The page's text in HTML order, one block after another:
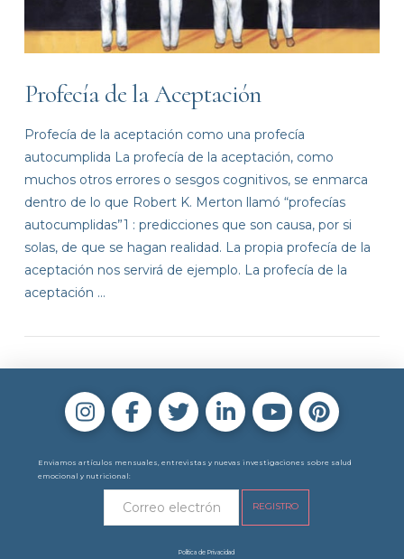
VIEW POST
Profecía de la Aceptación
Profecía de la aceptación como una profecía
autocumplida La profecía de la aceptación, como
muchos otros errores o sesgos cognitivos, se enmarca
dentro de lo que Robert K. Merton llamó “profecías
autocumplidas”1 : predicciones que son causa, por si
solas, de que se hagan realidad. La propia profecía de la
aceptación nos servirá de ejemplo. La profecía de la
aceptación …
Enviamos artículos mensuales, entrevistas y nuevas investigaciones sobre salud
emocional y nutricional:
Política de Privacidad